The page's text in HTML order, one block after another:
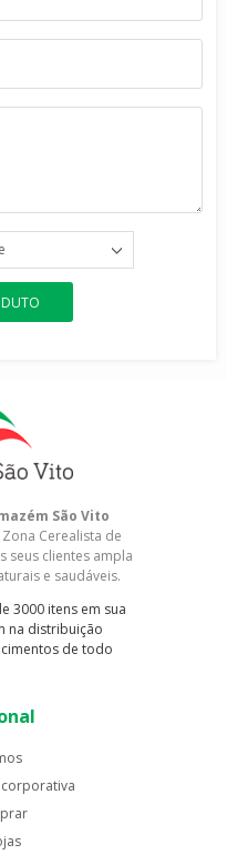
São Vito
Cerealista de
seus clientes ampla
e saudáveis.
3000 itens em sua
na distribuição
de todo